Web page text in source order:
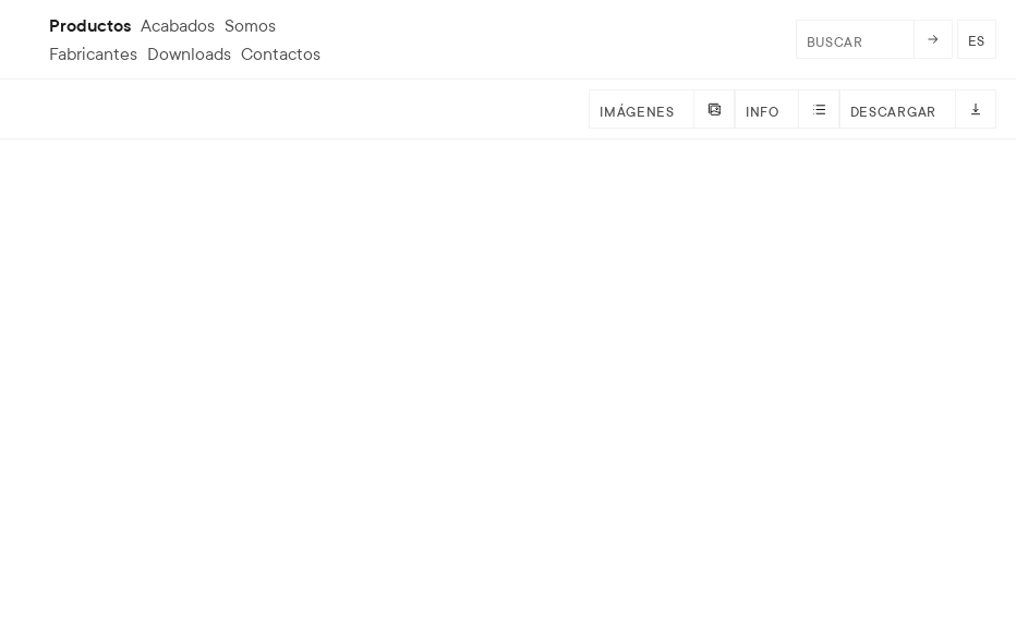
Productos Acabados Somos
Fabricantes Downloads Contactos
ES
IMÁGENES INFO DESCARGAR